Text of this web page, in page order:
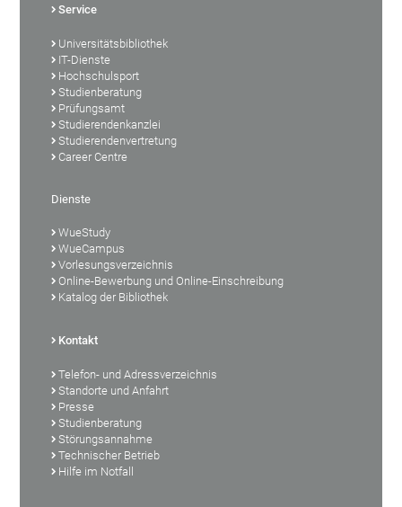
Service
Universitätsbibliothek
IT-Dienste
Hochschulsport
Studienberatung
Prüfungsamt
Studierendenkanzlei
Studierendenvertretung
Career Centre
Dienste
WueStudy
WueCampus
Vorlesungsverzeichnis
Online-Bewerbung und Online-Einschreibung
Katalog der Bibliothek
Kontakt
Telefon- und Adressverzeichnis
Standorte und Anfahrt
Presse
Studienberatung
Störungsannahme
Technischer Betrieb
Hilfe im Notfall